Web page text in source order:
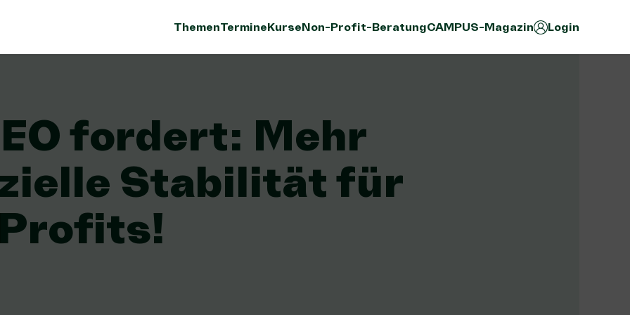
ThemenTermineKurseNon-Profit-BeratungCAMPUS-Magazin Login
fordert: Mehr
Stabilität für